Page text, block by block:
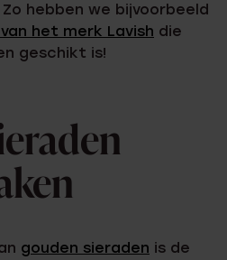
hebben we bijvoorbeeld
het merk Lavish die
geschikt is!
gouden sieraden is de